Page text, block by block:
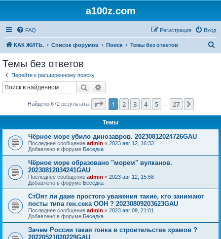
a100z.com
FAQ Вход
Регистрация
КАК ЖИТЬ. Список форумов Поиск Темы без ответов
Темы без ответов
Перейти к расширенному поиску
Поиск
Найдено 672 результата Страница из 27
1 2 3 4 5 27
Темы
Чёрное море убило динозавров. 20230812024726GAU
Последнее сообщение admin « 2023 авг 12, 16:33
Добавлено в форуме Беседка
Чёрное море образовано "морем" вулканов.
20230812034241GAU
Последнее сообщение admin « 2023 авг 12, 15:58
Добавлено в форуме Беседка
СтОят ли даже простого уважения такие, кто занимают
посты типа ген.сека ООН ? 20230809203623GAU
Последнее сообщение admin « 2023 авг 09, 21:01
Добавлено в форуме Беседка
Зачем России такая гонка в строительстве храмов ?
20220521020229GAU